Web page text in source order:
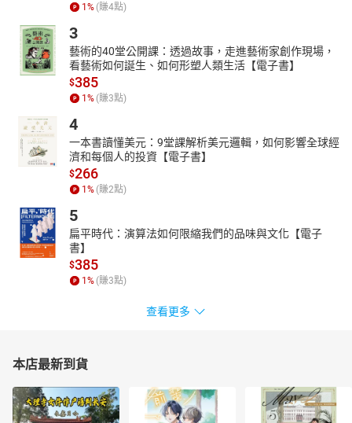
1% (賺4點)
3
藝術的40堂公開課：透過故事，走進藝術家創作現場，
看藝術如何誕生、如何形塑人類生活【電子書】
$385
1% (賺3點)
4
一本書讀懂美元：9堂課解析美元邏輯，如何影響全球經
濟和每個人的投資【電子書】
$266
1% (賺2點)
5
扁平時代：演算法如何限縮我們的品味與文化【電子
書】
$385
1% (賺3點)
查看更多
本店最新到貨